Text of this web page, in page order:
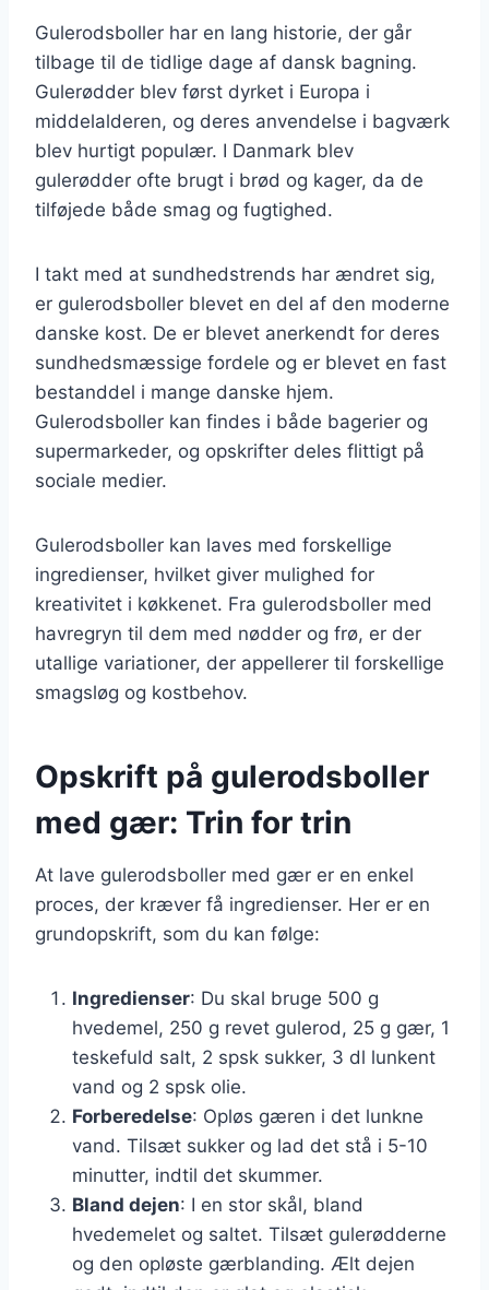
Gulerodsboller har en lang historie, der går
tilbage til de tidlige dage af dansk bagning.
Gulerødder blev først dyrket i Europa i
middelalderen, og deres anvendelse i bagværk
blev hurtigt populær. I Danmark blev
gulerødder ofte brugt i brød og kager, da de
tilføjede både smag og fugtighed.
I takt med at sundhedstrends har ændret sig,
er gulerodsboller blevet en del af den moderne
danske kost. De er blevet anerkendt for deres
sundhedsmæssige fordele og er blevet en fast
bestanddel i mange danske hjem.
Gulerodsboller kan findes i både bagerier og
supermarkeder, og opskrifter deles flittigt på
sociale medier.
Gulerodsboller kan laves med forskellige
ingredienser, hvilket giver mulighed for
kreativitet i køkkenet. Fra gulerodsboller med
havregryn til dem med nødder og frø, er der
utallige variationer, der appellerer til forskellige
smagsløg og kostbehov.
Opskrift på gulerodsboller
med gær: Trin for trin
At lave gulerodsboller med gær er en enkel
proces, der kræver få ingredienser. Her er en
grundopskrift, som du kan følge:
Ingredienser: Du skal bruge 500 g
hvedemel, 250 g revet gulerod, 25 g gær, 1
teskefuld salt, 2 spsk sukker, 3 dl lunkent
vand og 2 spsk olie.
Forberedelse: Opløs gæren i det lunkne
vand. Tilsæt sukker og lad det stå i 5-10
minutter, indtil det skummer.
Bland dejen: I en stor skål, bland
hvedemelet og saltet. Tilsæt gulerødderne
og den opløste gærblanding. Ælt dejen